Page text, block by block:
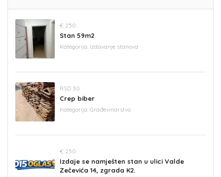
€ 250
Stan 59m2
Kategorija: Izdavanje stanova
RSD 30
Crep biber
Kategorija: Građevinarstvo
€ 250
Izdaje se namješten stan u ulici Valde
Zečevića 14, zgrada K2.